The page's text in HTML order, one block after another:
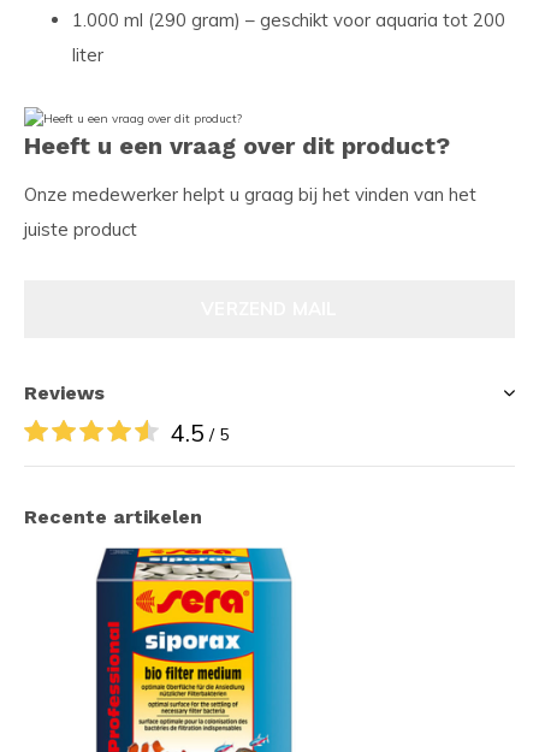
1.000 ml (290 gram) – geschikt voor aquaria tot 200
liter
Heeft u een vraag over dit product?
Onze medewerker helpt u graag bij het vinden van het
juiste product
Reviews
4.5 / 5
Recente artikelen